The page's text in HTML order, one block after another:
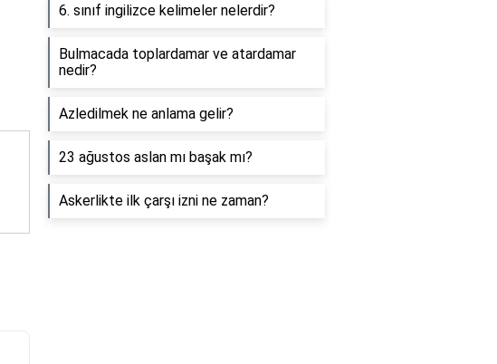
6. sınıf ingilizce kelimeler nelerdir?
Bulmacada toplardamar ve atardamar
nedir?
Azledilmek ne anlama gelir?
23 ağustos aslan mı başak mı?
Askerlikte ilk çarşı izni ne zaman?